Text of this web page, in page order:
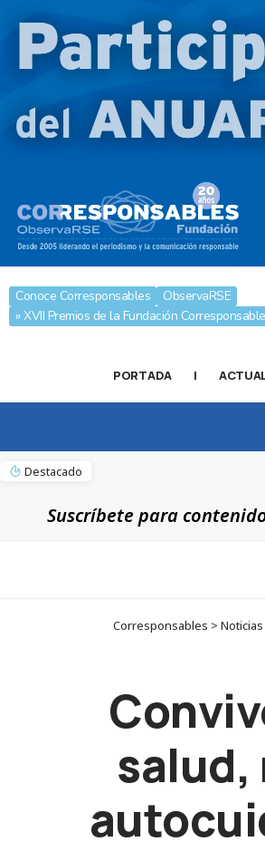
Conoce Corresponsables
ObservaRSE
» XVII Premios de la Fundación
PORTADA |
Destacado
Suscríbete para
Corresponsables >
salud,